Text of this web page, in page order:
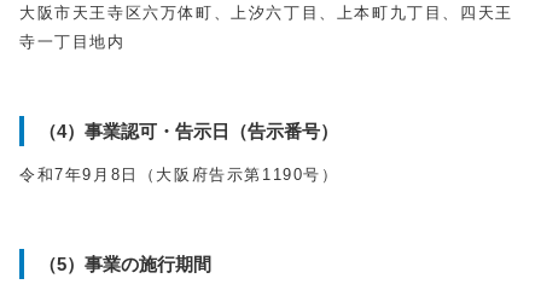
大阪市天王寺区六万体町、上汐六丁目、上本町九丁目、四天王
寺一丁目地内
（4）事業認可・告示日（告示番号）
令和7年9月8日（大阪府告示第1190号）
（5）事業の施行期間